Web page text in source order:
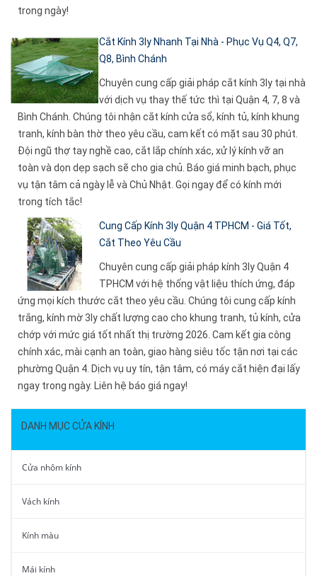
trong ngày!
Cắt Kính 3ly Nhanh Tại Nhà - Phục Vụ Q4, Q7,
Q8, Bình Chánh
Chuyên cung cấp giải pháp cắt kính 3ly tại nhà
với dịch vụ thay thế tức thì tại Quận 4, 7, 8 và
Bình Chánh. Chúng tôi nhận cắt kính cửa sổ, kính tủ, kính khung
tranh, kính bàn thờ theo yêu cầu, cam kết có mặt sau 30 phút.
Đội ngũ thợ tay nghề cao, cắt lắp chính xác, xử lý kính vỡ an
toàn và dọn dẹp sạch sẽ cho gia chủ. Báo giá minh bạch, phục
vụ tận tâm cả ngày lễ và Chủ Nhật. Gọi ngay để có kính mới
trong tích tắc!
Cung Cấp Kính 3ly Quận 4 TPHCM - Giá Tốt,
Cắt Theo Yêu Cầu
Chuyên cung cấp giải pháp kính 3ly Quận 4
TPHCM với hệ thống vật liệu thích ứng, đáp
ứng mọi kích thước cắt theo yêu cầu. Chúng tôi cung cấp kính
trắng, kính mờ 3ly chất lượng cao cho khung tranh, tủ kính, cửa
chớp với mức giá tốt nhất thị trường 2026. Cam kết gia công
chính xác, mài cạnh an toàn, giao hàng siêu tốc tận nơi tại các
phường Quận 4. Dịch vụ uy tín, tận tâm, có máy cắt hiện đại lấy
ngay trong ngày. Liên hệ báo giá ngay!
DANH MỤC CỬA KÍNH
Cửa nhôm kính
Vách kính
Kính màu
Mái kính